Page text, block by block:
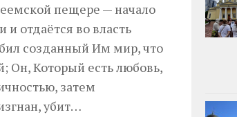
пещере — начало
отдаётся во власть
созданный Им мир, что
Он, Который есть любовь,
затем
убит…